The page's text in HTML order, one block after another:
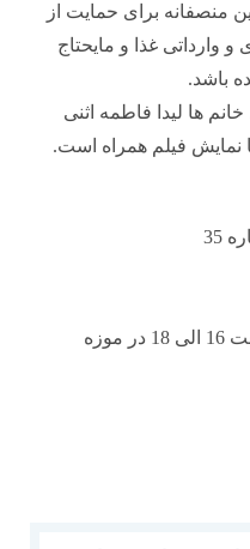
برای حمایت از
وارداتی غذا و مایحتاج
باشد.
ها لیدا فاطمه اثنی
نمایش فیلم همراه است.
35
قسمت اول برنامه هم اندیشی تحت عنوان “شهر بی آزار” روز چهارشنبه 92/11/30 از ساعت 16 الی 18 در موزه